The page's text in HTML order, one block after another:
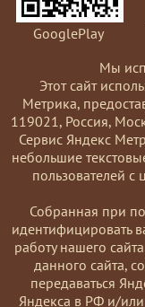
GooglePlay
Мы
Этот сайт
Метрика,
119021, Россия,
Сервис Яндекс
небольшие
пользователей с
Coбранная при
идентифицировать
работу нашего
данного сайта,
передаваться
Яндекса в РФ и/или